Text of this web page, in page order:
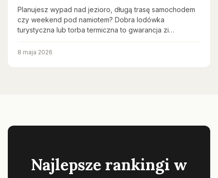
Planujesz wypad nad jezioro, długą trasę samochodem
czy weekend pod namiotem? Dobra lodówka
turystyczna lub torba termiczna to gwarancja zi…
8 maja 2026
Najlepsze rankingi w